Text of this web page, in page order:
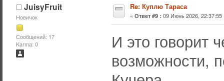
JuisyFruit
Новичок
Сообщений: 17
Karma: 0
Re: Куплю Тараса
« Ответ #9 : 09 Июнь 2026, 22:37:55
И это говорит
возможности,